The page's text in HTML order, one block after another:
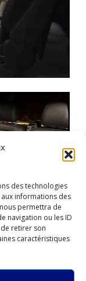
des technologies
informations des
permettra de
navigation ou les ID
retirer son
caractéristiques